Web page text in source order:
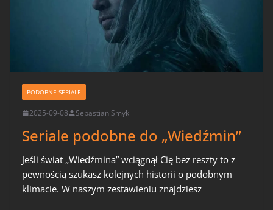
PODOBNE SERIALE
2025-09-08 Sebastian Smyk
Seriale podobne do „Wiedźmin”
Jeśli świat „Wiedźmina” wciągnął Cię bez reszty to z
pewnością szukasz kolejnych historii o podobnym
klimacie. W naszym zestawieniu znajdziesz